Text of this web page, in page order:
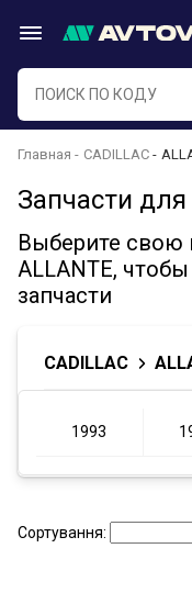
Главная CADILLAC
Запчасти для
Выберите свою
ALLANTE,
запчасти
CADILLAC
1993
Сортування: